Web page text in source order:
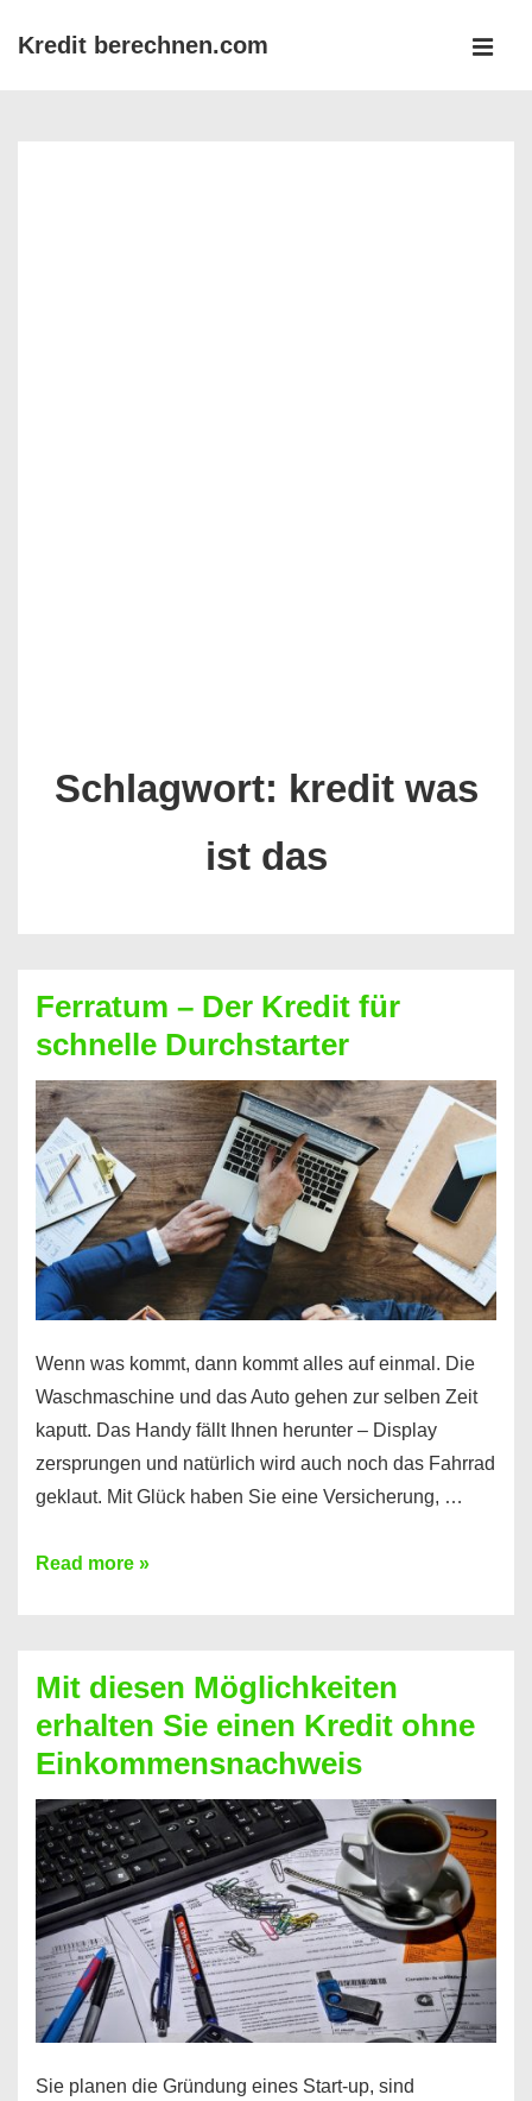
ZumKredit berechnen.com
Schlagwort: kredit was
ist das
Ferratum – Der Kredit für
schnelle Durchstarter
Wenn was kommt, dann kommt alles auf einmal. Die
Waschmaschine und das Auto gehen zur selben Zeit
kaputt. Das Handy fällt Ihnen herunter – Display
zersprungen und natürlich wird auch noch das Fahrrad
geklaut. Mit Glück haben Sie eine Versicherung, …
Ferratum
für
schnelle
Durchstarter
Read more »
Mit diesen Möglichkeiten
erhalten Sie einen Kredit ohne
Einkommensnachweis
Sie planen die Gründung eines Start-up, sind